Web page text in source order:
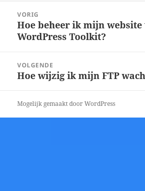
navigatie
VORIG
Vorig
bericht:
Hoe beheer ik mijn website
WordPress Toolkit?
VOLGENDE
Volgend
Hoe wijzig ik mijn FTP
Mogelijk gemaakt door WordPress